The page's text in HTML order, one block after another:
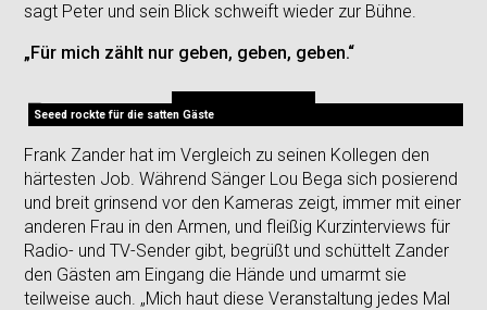
sagt Peter und sein Blick schweift wieder zur Bühne.
„Für mich zählt nur geben, geben, geben.“
Seeed rockte für die satten Gäste
Frank Zander hat im Vergleich zu seinen Kollegen den
härtesten Job. Während Sänger Lou Bega sich posierend
und breit grinsend vor den Kameras zeigt, immer mit einer
anderen Frau in den Armen, und fleißig Kurzinterviews für
Radio- und TV-Sender gibt, begrüßt und schüttelt Zander
den Gästen am Eingang die Hände und umarmt sie
teilweise auch. „Mich haut diese Veranstaltung jedes Mal